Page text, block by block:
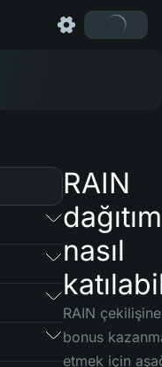
RAIN
nasıl
RAIN
bonus
etmek için